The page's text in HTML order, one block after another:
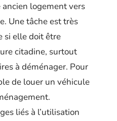
logement vers
Une tâche est très
si elle doit être
citadine, surtout
à déménager. Pour
de louer un véhicule
liés à l’utilisation